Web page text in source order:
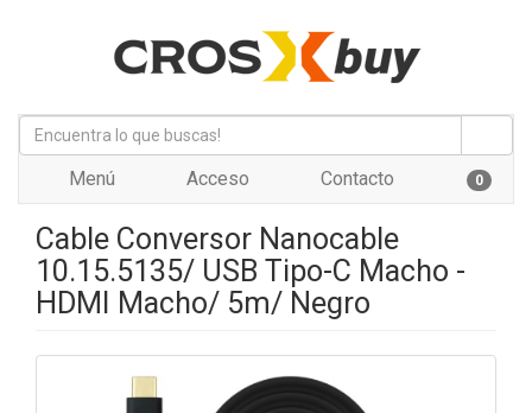
Menú Acceso Contacto 0
Cable Conversor Nanocable
10.15.5135/ USB Tipo-C Macho -
HDMI Macho/ 5m/ Negro